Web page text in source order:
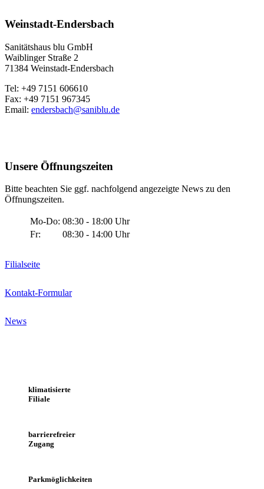
Weinstadt-Endersbach
Sanitätshaus blu GmbH
Waiblinger Straße 2
71384 Weinstadt-Endersbach
Tel: +49 7151 606610
Fax: +49 7151 967345
Email: endersbach@saniblu.de
Unsere Öffnungszeiten
Bitte beachten Sie ggf. nachfolgend angezeigte News zu den
Öffnungszeiten.
Mo-Do: 08:30 - 18:00 Uhr
Fr:
08:30 - 14:00 Uhr
Filialseite
Kontakt-Formular
News
klimatisierte
Filiale
barrierefreier
Zugang
Parkmöglichkeiten